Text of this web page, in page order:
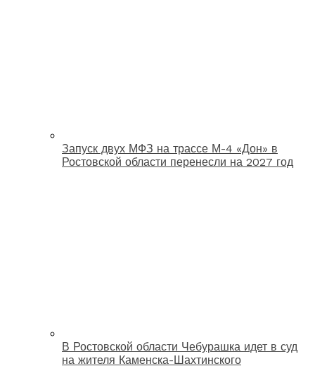
Запуск двух МФЗ на трассе М-4 «Дон» в
Ростовской области перенесли на 2027 год
В Ростовской области Чебурашка идет в суд
на жителя Каменска-Шахтинского